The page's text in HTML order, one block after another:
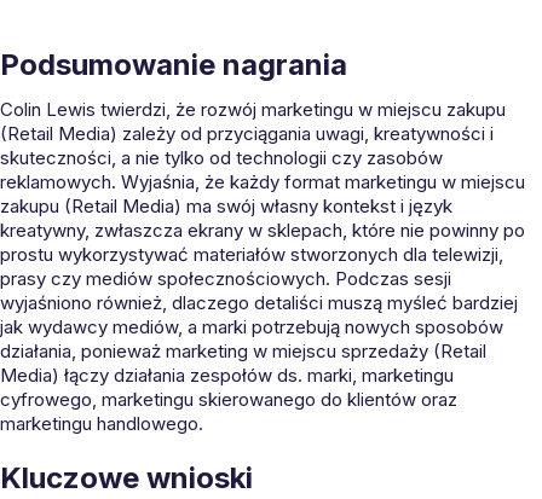
Podsumowanie nagrania
Colin Lewis twierdzi, że rozwój marketingu w miejscu zakupu
(Retail Media) zależy od przyciągania uwagi, kreatywności i
skuteczności, a nie tylko od technologii czy zasobów
reklamowych. Wyjaśnia, że każdy format marketingu w miejscu
zakupu (Retail Media) ma swój własny kontekst i język
kreatywny, zwłaszcza ekrany w sklepach, które nie powinny po
prostu wykorzystywać materiałów stworzonych dla telewizji,
prasy czy mediów społecznościowych. Podczas sesji
wyjaśniono również, dlaczego detaliści muszą myśleć bardziej
jak wydawcy mediów, a marki potrzebują nowych sposobów
działania, ponieważ marketing w miejscu sprzedaży (Retail
Media) łączy działania zespołów ds. marki, marketingu
cyfrowego, marketingu skierowanego do klientów oraz
marketingu handlowego.
Kluczowe wnioski